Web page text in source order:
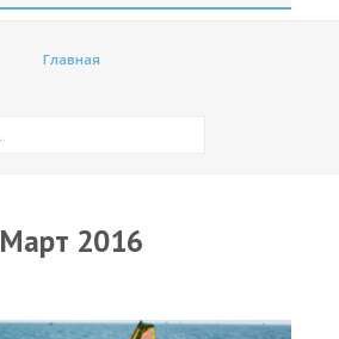
RRD Russian Cup
Главная
Март 2016